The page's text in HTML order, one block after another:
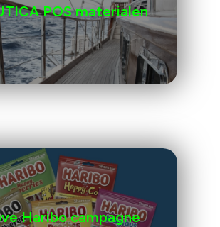
POS materialen
Haribo campagne